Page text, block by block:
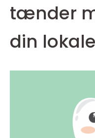
tænder
din